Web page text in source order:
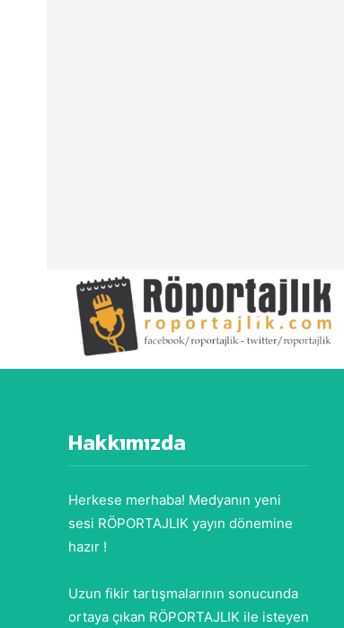
Hakkımızda
Herkese merhaba! Medyanın yeni
sesi RÖPORTAJLIK yayın dönemine
hazır !
Uzun fikir tartışmalarının sonucunda
ortaya çıkan RÖPORTAJLIK ile isteyen